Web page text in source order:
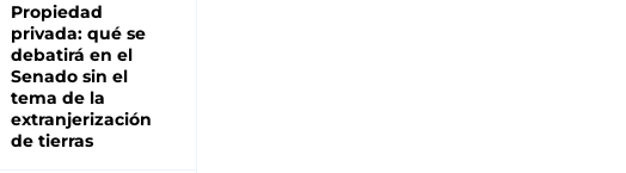
Propiedad
privada: qué se
debatirá en el
Senado sin el
tema de la
extranjerización
de tierras